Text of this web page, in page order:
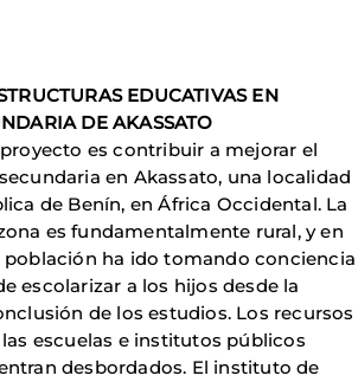
EDUCATIVAS EN
DE AKASSATO
es contribuir a mejorar el
en Akassato, una localidad
de Benín, en África Occidental. La
es fundamentalmente rural, y en
ha ido tomando conciencia
escolarizar a los hijos desde la
de los estudios. Los recursos
escuelas e institutos públicos
desbordados. El instituto de